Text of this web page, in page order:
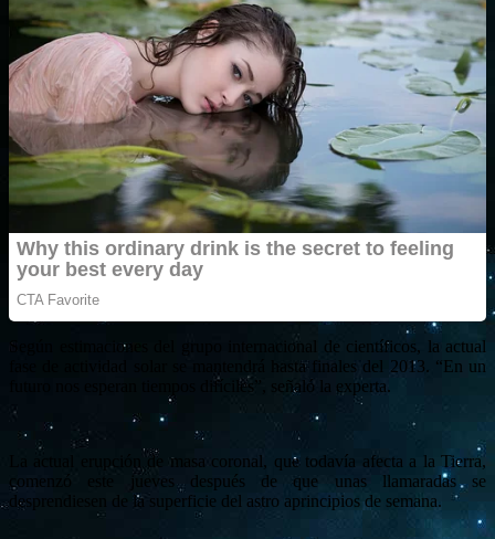
Según estimaciones del grupo internacional de científicos, la actual
fase de actividad solar se mantendrá hasta finales del 2013. “En un
futuro nos esperan tiempos difíciles”, señaló la experta.
La actual erupción de masa coronal, que todavía afecta a la Tierra,
comenzó este jueves después de que unas llamaradas se
desprendiesen de la superficie del astro aprincipios de semana.